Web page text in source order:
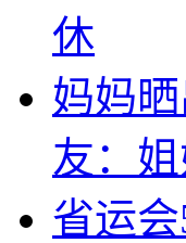
休
妈妈
友：
省运